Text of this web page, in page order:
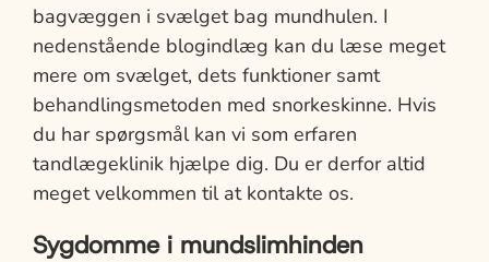
bagvæggen i svælget bag mundhulen. I
nedenstående blogindlæg kan du læse meget
mere om svælget, dets funktioner samt
behandlingsmetoden med snorkeskinne. Hvis
du har spørgsmål kan vi som erfaren
tandlægeklinik hjælpe dig. Du er derfor altid
meget velkommen til at kontakte os.
Sygdomme i mundslimhinden